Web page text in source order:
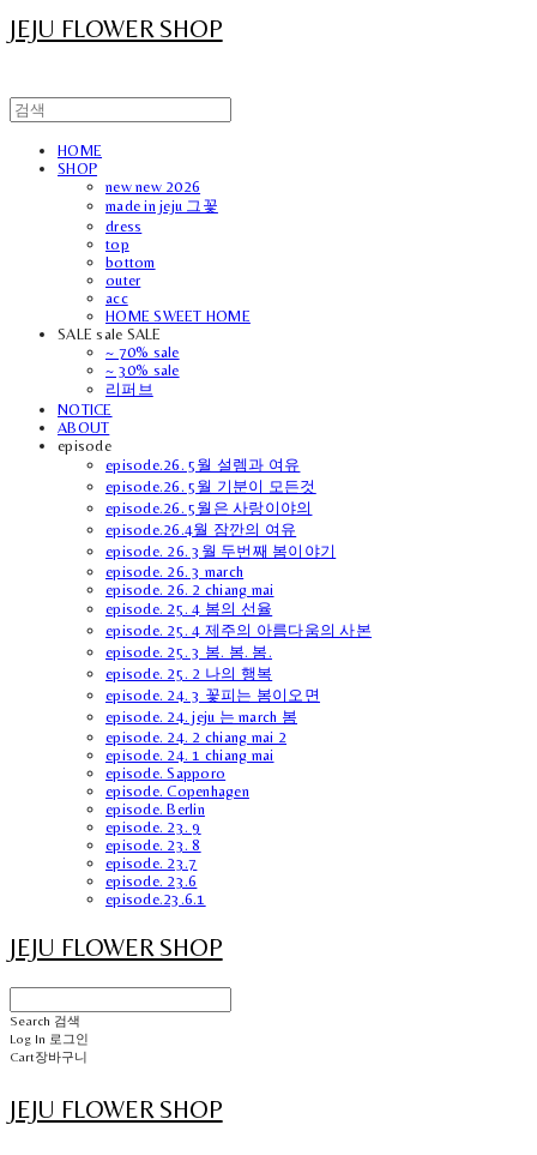
JEJU FLOWER SHOP
HOME
SHOP
new new 2026
made in jeju 그꽃
dress
top
bottom
outer
acc
HOME SWEET HOME
SALE sale SALE
~ 70% sale
~ 30% sale
리퍼브
NOTICE
ABOUT
episode
episode.26. 5월 설렘과 여유
episode.26. 5월 기분이 모든것
episode.26. 5월은 사랑이야의
episode.26.4월 잠깐의 여유
episode. 26. 3월 두번째 봄이야기
episode. 26. 3 march
episode. 26. 2 chiang mai
episode. 25. 4 봄의 선율
episode. 25. 4 제주의 아름다움의 사본
episode. 25. 3 봄. 봄. 봄.
episode. 25. 2 나의 행복
episode. 24. 3 꽃피는 봄이오면
episode. 24. jeju 는 march 봄
episode. 24. 2 chiang mai 2
episode. 24. 1 chiang mai
episode. Sapporo
episode. Copenhagen
episode. Berlin
episode. 23. 9
episode. 23. 8
episode. 23.7
episode. 23.6
episode.23.6.1
JEJU FLOWER SHOP
Search 검색
Log In 로그인
Cart장바구니
JEJU FLOWER SHOP